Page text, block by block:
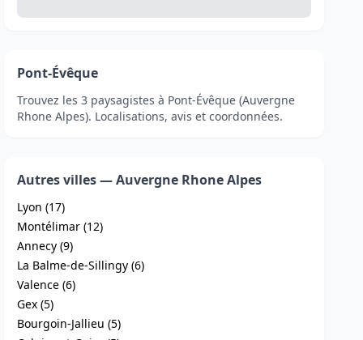
Pont-Évêque
Trouvez les 3 paysagistes à Pont-Évêque (Auvergne
Rhone Alpes). Localisations, avis et coordonnées.
Autres villes — Auvergne Rhone Alpes
Lyon (17)
Montélimar (12)
Annecy (9)
La Balme-de-Sillingy (6)
Valence (6)
Gex (5)
Bourgoin-Jallieu (5)